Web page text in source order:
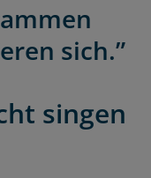
sich.”
singen